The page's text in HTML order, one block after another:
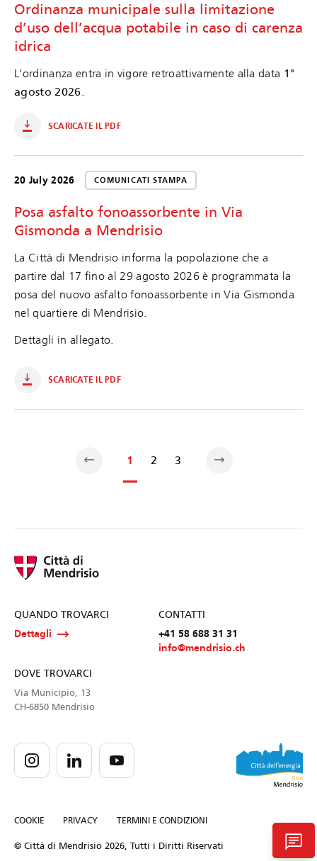
Ordinanza municipale sulla limitazione
d’uso dell’acqua potabile in caso di carenza
idrica
L'ordinanza entra in vigore retroattivamente alla data 1°
agosto 2026.
SCARICATE IL PDF
20 July 2026 COMUNICATI STAMPA
Posa asfalto fonoassorbente in Via
Gismonda a Mendrisio
La Città di Mendrisio informa la popolazione che a
partire dal 17 fino al 29 agosto 2026 è programmata la
posa del nuovo asfalto fonoassorbente in Via Gismonda
nel quartiere di Mendrisio.
Dettagli in allegato.
SCARICATE IL PDF
1 2 3
QUANDO TROVARCI
Dettagli
CONTATTI
+41 58 688 31 31
info@mendrisio.ch
DOVE TROVARCI
Via Municipio, 13
CH-6850 Mendrisio
COOKIE PRIVACY TERMINI E CONDIZIONI
© Città di Mendrisio 2026, Tutti i Diritti Riservati chat